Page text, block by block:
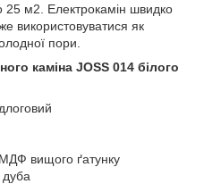
25 м2. Електрокамін швидко
використовуватися як
пори.
каміна JOSS 014 білого
вищого ґатунку